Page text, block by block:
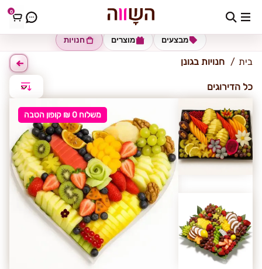
0 גונן
חנויות מוצרים מבצעים
בית חנויות בגונן
כל הדירוגים
משלוח 0 ₪ קופון הטבה